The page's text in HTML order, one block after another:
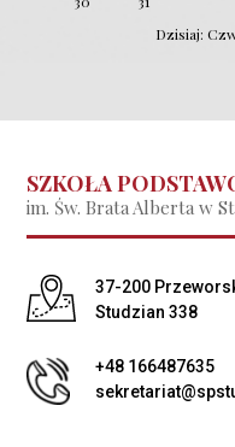
Dzisiaj:
SZKOŁA
im. Św. Brata Alberta w
Adres pocztowy:
37-200
Studzian 338
+48 166487635